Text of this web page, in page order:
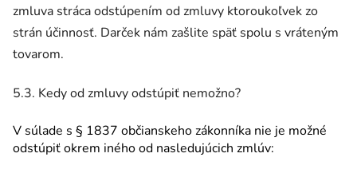
zmluva stráca odstúpením od zmluvy ktoroukoľvek zo
strán účinnosť. Darček nám zašlite späť spolu s vráteným
tovarom.
5.3. Kedy od zmluvy odstúpiť nemožno?
V súlade s § 1837 občianskeho zákonníka nie je možné
odstúpiť okrem iného od nasledujúcich zmlúv: